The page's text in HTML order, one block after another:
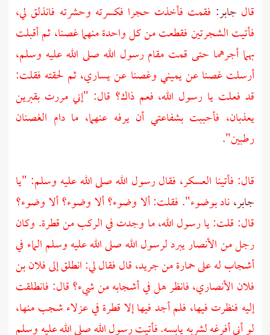
قال جابر: فقمت فأخذت حجرا فكسرته وحشرته فانذلق لي،
فأتيت الشجرتين فقطعت من كل واحدة منهما غصنا، ثم أقبلت
بهما أجرهما حتى قمت مقام رسول الله صلى الله عليه وسلم،
أرسلت غصنا عن يميني وغصنا عن يساري، ثم لحقته فقلت:
قد فعلت يا رسول الله، فعم ذاك؟ قال: "إني مررت بقبرين
يعذبان، فأحببت بشفاعتي أن يرفه عنهما، ما دام الغصنان
رطبين".
قال: فأتينا العسكر، فقال رسول الله صلى الله عليه وسلم: "يا
جابر،ناد بوضوء". فقلت: ألا وضوء؟ ألا وضوء؟ ألا وضوء؟
قال: قلت: يا رسول الله، ما وجدت في الركب من قطرة. وكان
رجل منالأنصاريبرد لرسول الله صلى الله عليه وسلم الماء في
أشجاب له على حمارة من جريد، قال فقال لي: انطلق إلى فلان بن
فلان الأنصاري، فانظر هل في أشجابه من شيء؟ قال: فانطلقت
إليه فنظرت فيها، فلم أجد فيها إلا قطرة في عزلاء شجب منها،
لو أني أفرغه لشربه يابسه. فأتيت رسول الله صلى الله عليه وسلم